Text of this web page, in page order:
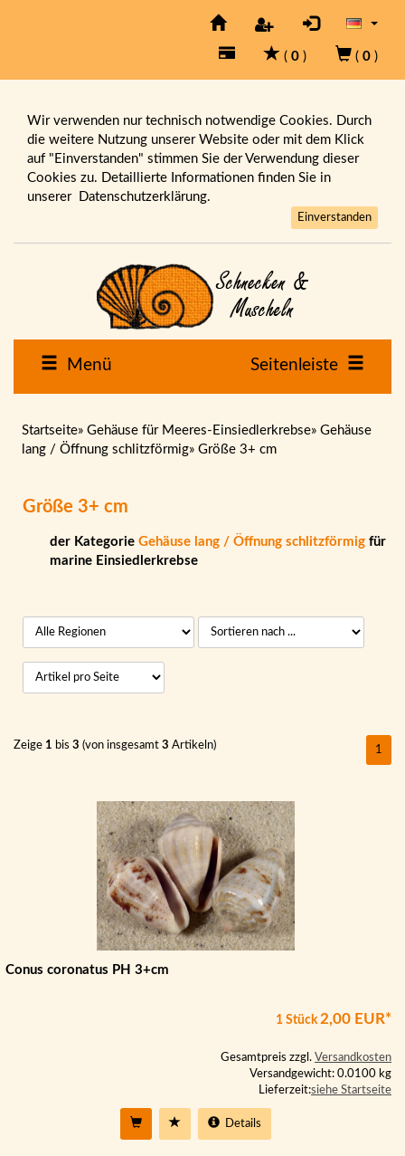
( 0 ) ( 0 )
Wir verwenden nur technisch notwendige Cookies. Durch
die weitere Nutzung unserer Website oder mit dem Klick
auf "Einverstanden" stimmen Sie der Verwendung dieser
Cookies zu. Detaillierte Informationen finden Sie in
unserer Datenschutzerklärung.
Einverstanden
Menü Seitenleiste
Startseite» Gehäuse für Meeres-Einsiedlerkrebse» Gehäuse
lang / Öffnung schlitzförmig» Größe 3+ cm
Größe 3+ cm
der Kategorie Gehäuse lang / Öffnung schlitzförmig für
marine Einsiedlerkrebse
Zeige 1 bis 3 (von insgesamt 3 Artikeln) 1
Conus coronatus PH 3+cm
1 Stück 2,00 EUR*
Gesamtpreis zzgl. Versandkosten
Versandgewicht: 0.0100 kg
Lieferzeit:siehe Startseite
Details